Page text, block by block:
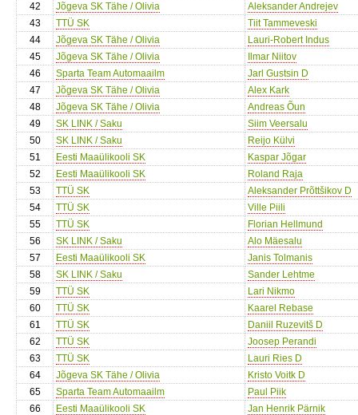
42
Jõgeva SK Tähe / Olivia
Aleksander Andrejev
43
TTÜ SK
Tiit Tammeveski
44
Jõgeva SK Tähe / Olivia
Lauri-Robert Indus
45
Jõgeva SK Tähe / Olivia
Ilmar Niitov
46
Sparta Team Automaailm
Jarl Gustsin D
47
Jõgeva SK Tähe / Olivia
Alex Kark
48
Jõgeva SK Tähe / Olivia
Andreas Õun
49
SK LINK / Saku
Siim Veersalu
50
SK LINK / Saku
Reijo Külvi
51
Eesti Maaülikooli SK
Kaspar Jõgar
52
Eesti Maaülikooli SK
Roland Raja
53
TTÜ SK
Aleksander Prõttšikov D
54
TTÜ SK
Ville Piili
55
TTÜ SK
Florian Hellmund
56
SK LINK / Saku
Alo Mäesalu
57
Eesti Maaülikooli SK
Janis Tolmanis
58
SK LINK / Saku
Sander Lehtme
59
TTÜ SK
Lari Nikmo
60
TTÜ SK
Kaarel Rebase
61
TTÜ SK
Daniil Ruzevitš D
62
TTÜ SK
Joosep Perandi
63
TTÜ SK
Lauri Ries D
64
Jõgeva SK Tähe / Olivia
Kristo Voitk D
65
Sparta Team Automaailm
Paul Piik
66
Eesti Maaülikooli SK
Jan Henrik Pärnik